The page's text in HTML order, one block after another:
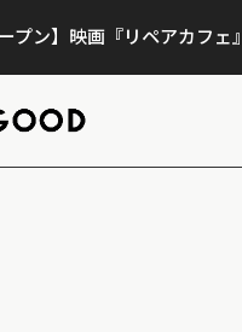
プン】映画『リペアカフ